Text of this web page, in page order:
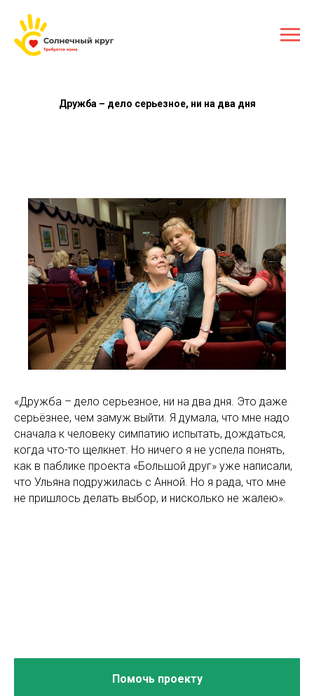
Дружба – дело серьезное, ни на два дня
«Дружба – дело серьезное, ни на два дня. Это даже
серьёзнее, чем замуж выйти. Я думала, что мне надо
сначала к человеку симпатию испытать, дождаться,
когда что-то щелкнет. Но ничего я не успела понять,
как в паблике проекта «Большой друг» уже написали,
что Ульяна подружилась с Анной. Но я рада, что мне
не пришлось делать выбор, и нисколько не жалею».
Помочь проекту